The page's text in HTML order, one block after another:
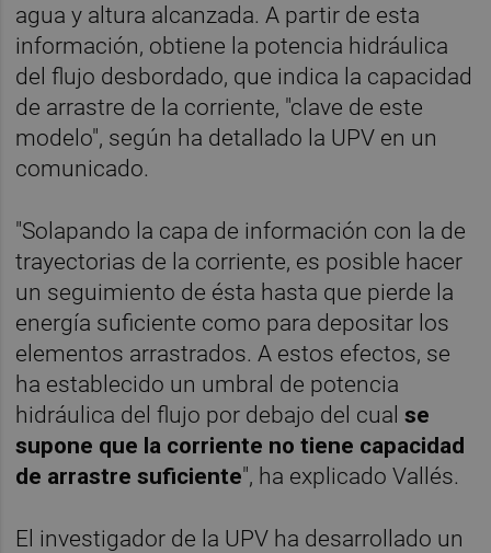
agua y altura alcanzada. A partir de esta
información, obtiene la potencia hidráulica
del flujo desbordado, que indica la capacidad
de arrastre de la corriente, "clave de este
modelo", según ha detallado la UPV en un
comunicado.
"Solapando la capa de información con la de
trayectorias de la corriente, es posible hacer
un seguimiento de ésta hasta que pierde la
energía suficiente como para depositar los
elementos arrastrados. A estos efectos, se
ha establecido un umbral de potencia
hidráulica del flujo por debajo del cualse
supone que la corriente no tiene capacidad
de arrastre suficiente", ha explicado Vallés.
El investigador de la UPV ha desarrollado un